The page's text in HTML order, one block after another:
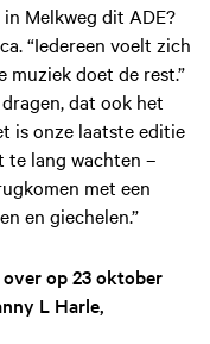
Melkweg dit ADE?
“Iedereen voelt zich
doet de rest.”
dat ook het
is onze laatste editie
te lang wachten –
met een
en giechelen.”
op 23 oktober
L Harle,